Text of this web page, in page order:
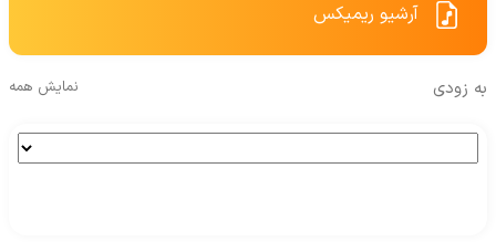
آرشیو ریمیکس
به زودی نمایش همه